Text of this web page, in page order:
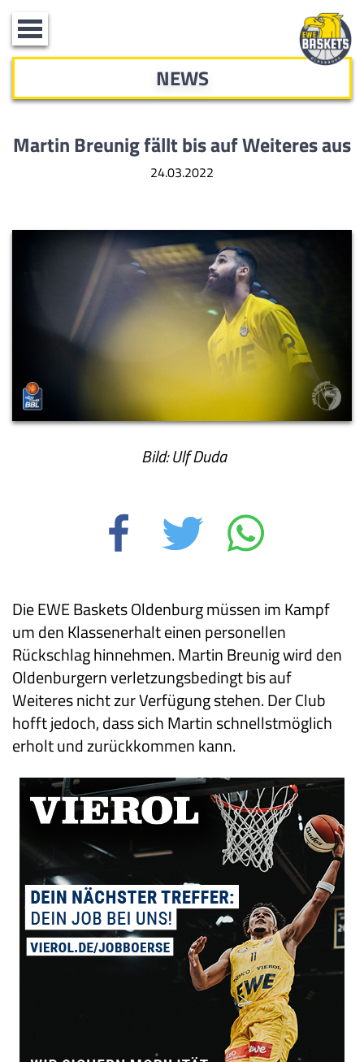
Toggle
navigation
NEWS
Martin Breunig fällt bis auf Weiteres aus
24.03.2022
Bild: Ulf Duda
Die EWE Baskets Oldenburg müssen im Kampf
um den Klassenerhalt einen personellen
Rückschlag hinnehmen. Martin Breunig wird den
Oldenburgern verletzungsbedingt bis auf
Weiteres nicht zur Verfügung stehen. Der Club
hofft jedoch, dass sich Martin schnellstmöglich
erholt und zurückkommen kann.